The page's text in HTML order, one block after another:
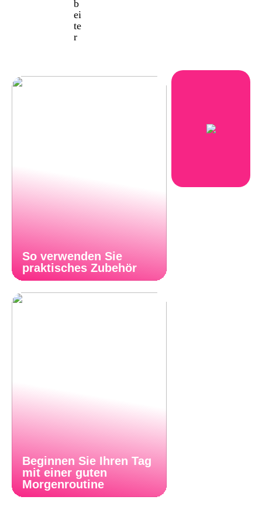
b
ei
te
r
So verwenden Sie
praktisches Zubehör
Beginnen Sie Ihren Tag
mit einer guten
Morgenroutine